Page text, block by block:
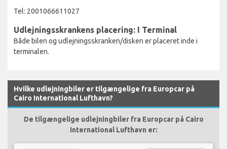
Tel: 2001066611027
Udlejningsskrankens placering: I Terminal
Både bilen og udlejningsskranken/disken er placeret inde i
terminalen.
Hvilke udlejningbiler er tilgængelige fra Europcar på
Cairo International Lufthavn?
De tilgængelige udlejningbiler fra Europcar på Cairo
International Lufthavn er: